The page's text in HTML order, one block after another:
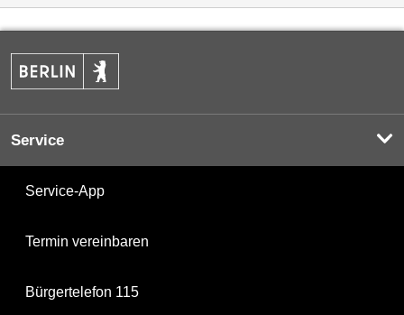
Service
Service-App
Termin vereinbaren
Bürgertelefon 115